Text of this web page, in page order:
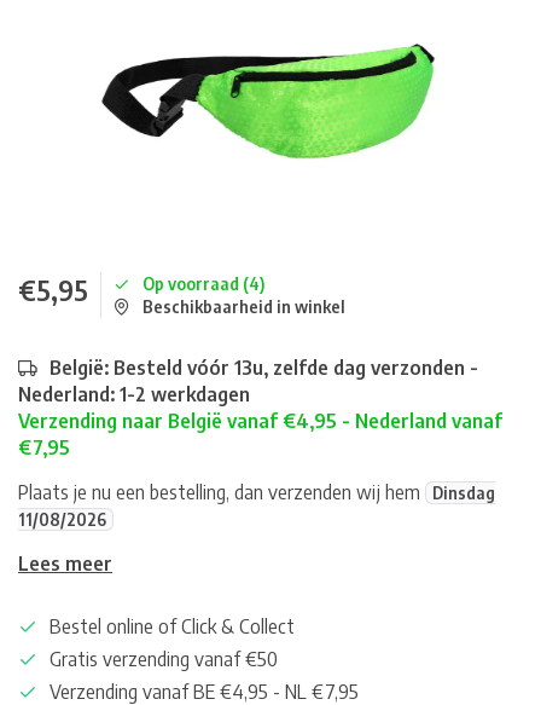
€5,95
Op voorraad (4)
Beschikbaarheid in winkel
België: Besteld vóór 13u, zelfde dag verzonden -
Nederland: 1-2 werkdagen
Verzending naar België vanaf €4,95 - Nederland vanaf
€7,95
Plaats je nu een bestelling, dan verzenden wij hem
Dinsdag
11/08/2026
Lees meer
Bestel online of Click & Collect
Gratis verzending vanaf €50
Verzending vanaf BE €4,95 - NL €7,95